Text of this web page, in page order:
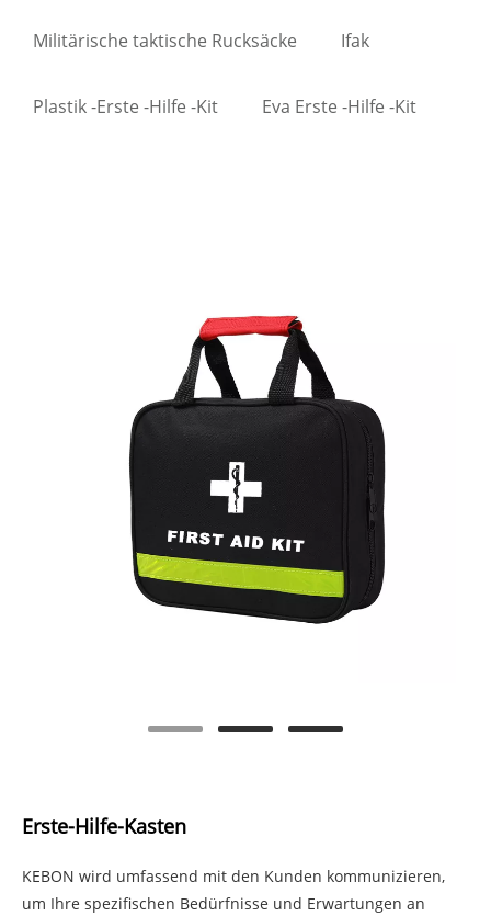
Militärische taktische Rucksäcke Ifak
Plastik -Erste -Hilfe -Kit Eva Erste -Hilfe -Kit
Erste-Hilfe-Kasten
KEBON wird umfassend mit den Kunden kommunizieren,
um Ihre spezifischen Bedürfnisse und Erwartungen an